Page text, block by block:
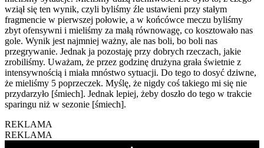
wziął się ten wynik, czyli byliśmy źle ustawieni przy stałym
fragmencie w pierwszej połowie, a w końcówce meczu byliśmy
zbyt ofensywni i mieliśmy za małą równowagę, co kosztowało nas
gole. Wynik jest najmniej ważny, ale nas boli, bo boli nas
przegrywanie. Jednak ja pozostaję przy dobrych rzeczach, jakie
zrobiliśmy. Uważam, że przez godzinę drużyna grała świetnie z
intensywnością i miała mnóstwo sytuacji. Do tego to dosyć dziwne,
że mieliśmy 5 poprzeczek. Myślę, że nigdy coś takiego mi się nie
przydarzyło [śmiech]. Jednak lepiej, żeby doszło do tego w trakcie
sparingu niż w sezonie [śmiech].
REKLAMA
REKLAMA